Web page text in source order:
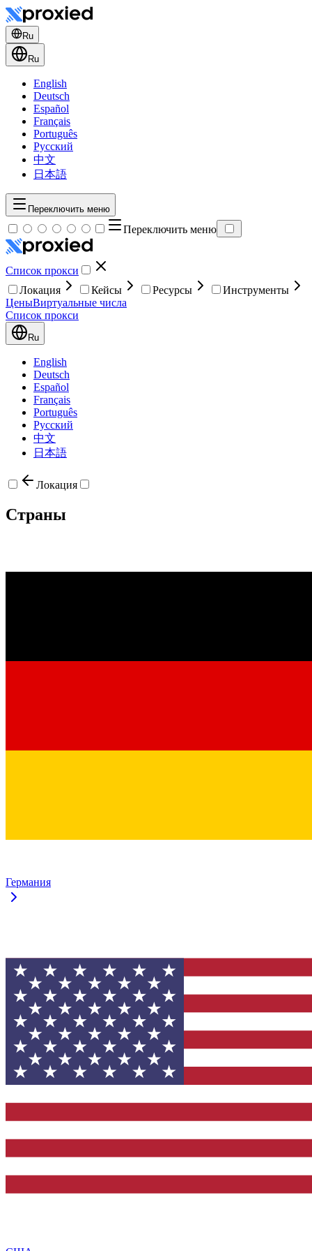
Ru
Ru
English
Deutsch
Español
Français
Português
Русский
中文
日本語
Переключить меню
Переключить меню
Список прокси
Локация
Кейсы Ресурсы
Инструменты
ЦеныВиртуальные числа
Список прокси
Ru
English
Deutsch
Español
Français
Português
Русский
中文
日本語
Локация
Страны
Германия